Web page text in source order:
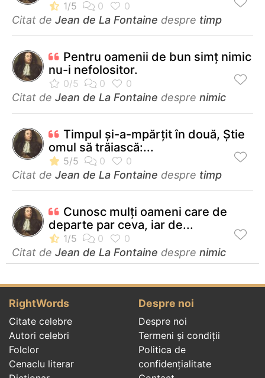
Citat de Jean de La Fontaine despre timp
Pentru oamenii de bun simţ nimic
nu-i nefolositor.
Citat de Jean de La Fontaine despre nimic
Timpul şi-a-mpărţit în două, Ştie
omul să trăiască:...
Citat de Jean de La Fontaine despre timp
Cunosc mulți oameni care de
departe par ceva, iar de...
Citat de Jean de La Fontaine despre nimic
RightWords
Citate celebre
Autori celebri
Folclor
Cenaclu literar
Despre noi
Despre noi
Termeni și condiții
Politica de
confidenţialitate